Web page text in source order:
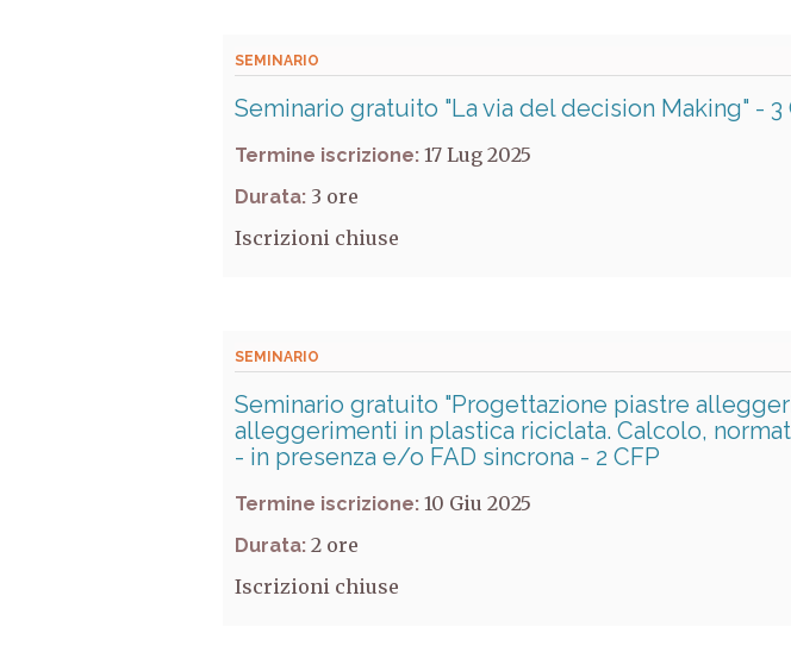
SEMINARIO
Seminario gratuito "La via del decision Making" - 3
Termine iscrizione: 17 Lug 2025
Durata: 3
Iscrizioni chiuse
SEMINARIO
Seminario gratuito "Progettazione piastre
alleggerimenti in plastica riciclata. Calcolo,
- in presenza e/o FAD sincrona - 2 CFP
Termine iscrizione: 10 Giu 2025
Durata: 2
Iscrizioni chiuse